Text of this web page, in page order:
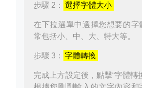
步驟 2： 選擇字體大小
在下拉選單中選擇您想要的字
常包括小、中、大、特大等。
步驟 3： 字體轉換
完成上方設定後，點擊“字體轉